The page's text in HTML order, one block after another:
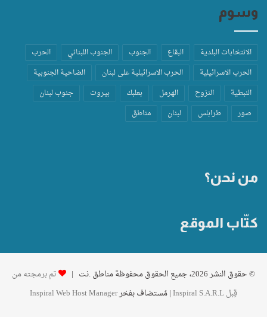
وسوم
الانتخابات البلدية البقاع الجنوب الجنوب اللبناني
الحرب
الحرب الاسرائيلية
الحرب الاسرائيلية على لبنان
الضاحية الجنوبية
النبطية
النزوح الهرمل بعلبك بيروت
جنوب لبنان
صور
طرابلس لبنان مناطق
من نحن؟
كتّاب الموقع
© حقوق النشر 2026، جميع الحقوق محفوظة مناطق .نت |
تم برمجته من
قِبل Inspiral S.A.R.L
| مُستضاف بفخرInspiral Web Host Manager